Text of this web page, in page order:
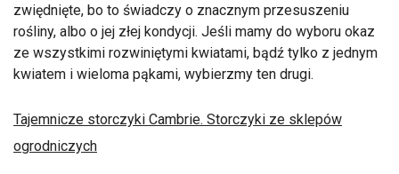
zwiędnięte, bo to świadczy o znacznym przesuszeniu
rośliny, albo o jej złej kondycji. Jeśli mamy do wyboru okaz
ze wszystkimi rozwiniętymi kwiatami, bądź tylko z jednym
kwiatem i wieloma pąkami, wybierzmy ten drugi.
Tajemnicze storczyki Cambrie. Storczyki ze sklepów
ogrodniczych